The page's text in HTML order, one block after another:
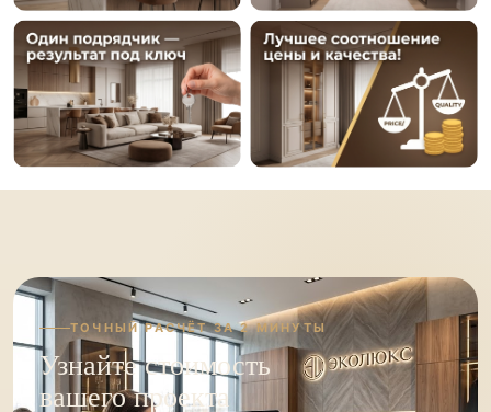
ТОЧНЫЙ РАСЧЁТ ЗА 2 МИНУТЫ
Узнайте стоимость
вашего проекта